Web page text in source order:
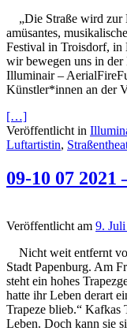
„Die Straße wird zur
amüsantes,
Festival in Troisdorf, in
wir bewegen uns in
Illuminair –
Künstler*innen an der
[…]
Veröffentlicht in
Luftartistin,
09-10 07
Veröffentlicht am 9. Juli
Nicht weit entfernt
Stadt Papenburg. Am
steht ein hohes
hatte ihr Leben derart
Trapeze blieb.“ Kafkas
Leben. Doch kann sie